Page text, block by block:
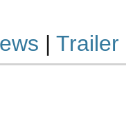
| Trailer